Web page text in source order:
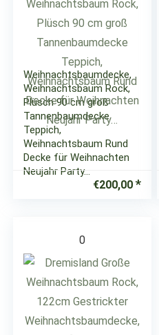
Weihnachtsbaumdecke,
Weihnachtsbaum Rock,
Plüsch 90 cm groß
Tannenbaumdecke
Teppich,
Weihnachtsbaum Rund
Decke für Weihnachten
Neujahr Party…
€200,00
0